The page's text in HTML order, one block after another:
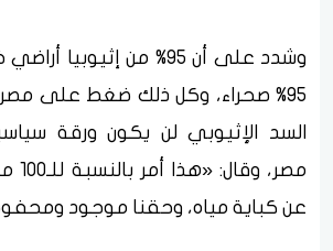
وشدد على أن 95% من
95% صحراء، وكل ذلك ضغط على
السد الإثيوبي لن يكون ورقة
مصر،
عن كباية مياه، وحقنا موجود